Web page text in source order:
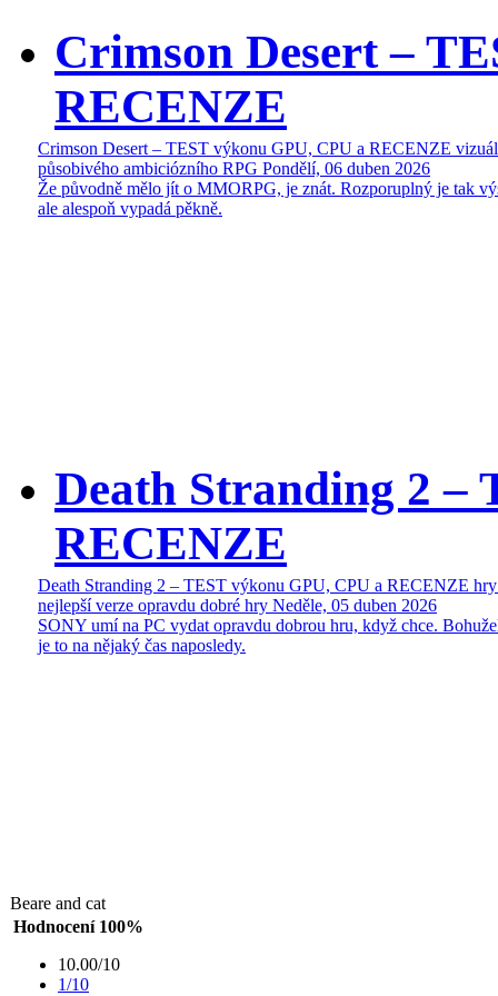
Crimson Desert –
RECENZE
Crimson Desert – TEST výkonu GPU, CPU a RECENZE
působivého ambiciózního RPG Pondělí, 06 duben 2026
Že původně mělo jít o MMORPG, je znát. Rozporuplný je tak
ale alespoň vypadá pěkně.
Death Stranding 2 –
RECENZE
Death Stranding 2 – TEST výkonu GPU, CPU a RECENZE hry
nejlepší verze opravdu dobré hry Neděle, 05 duben 2026
SONY umí na PC vydat opravdu dobrou hru, když chce.
je to na nějaký čas naposledy.
Beare and cat
Hodnocení 100%
10.00/10
1/10